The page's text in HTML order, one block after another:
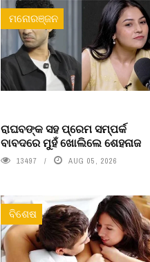
ମନୋରଞ୍ଜନ
ରାଘବଙ୍କ ସହ ପ୍ରେମ ସମ୍ପର୍କ
ବାବଦରେ ମୁହଁ ଖୋଲିଲେ ଶେହନାଜ
13497 AUG 05, 2026
ବିଶେଷ